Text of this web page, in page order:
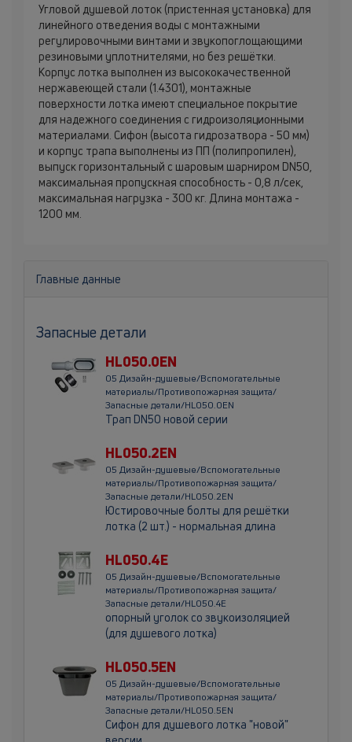
Угловой душевой лоток (пристенная установка) для
линейного отведения воды с монтажными
регулировочными винтами и звукопоглощающими
резиновыми уплотнителями, но без решётки.
Корпус лотка выполнен из высококачественной
нержавеющей стали (1.4301), монтажные
поверхности лотка имеют специальное покрытие
для надежного соединения с гидроизоляционными
материалами. Сифон (высота гидрозатвора - 50 мм)
и корпус трапа выполнены из ПП (полипропилен),
выпуск горизонтальный с шаровым шарниром DN50,
максимальная пропускная способность - 0,8 л/сек,
максимальная нагрузка - 300 кг. Длина монтажа -
1200 мм.
Главные данные
Запасные детали
HL050.0EN
05 Дизайн-душевые/Вспомогательные
материалы/Противопожарная защита/
Запасные детали/HL050.0EN
Трап DN50 новой серии
HL050.2EN
05 Дизайн-душевые/Вспомогательные
материалы/Противопожарная защита/
Запасные детали/HL050.2EN
Юстировочные болты для решётки
лотка (2 шт.) - нормальная длина
HL050.4E
05 Дизайн-душевые/Вспомогательные
материалы/Противопожарная защита/
Запасные детали/HL050.4E
опорный уголок со звукоизоляцией
(для душевого лотка)
HL050.5EN
05 Дизайн-душевые/Вспомогательные
материалы/Противопожарная защита/
Запасные детали/HL050.5EN
Сифон для душевого лотка "новой"